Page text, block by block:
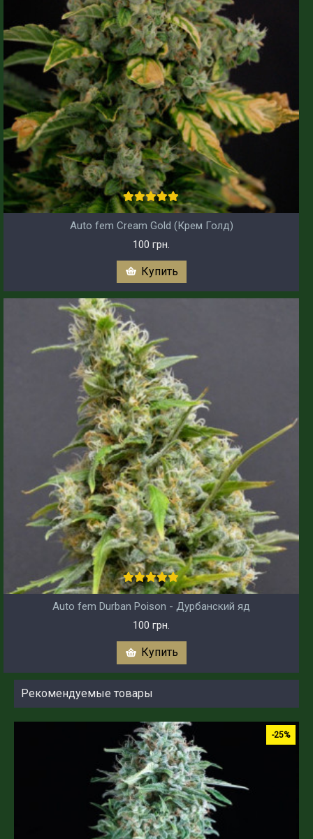
Auto fem Cream Gold (Крем Голд)
100 грн.
Купить
Auto fem Durban Poison - Дурбанский яд
100 грн.
Купить
Рекомендуемые товары
-25%